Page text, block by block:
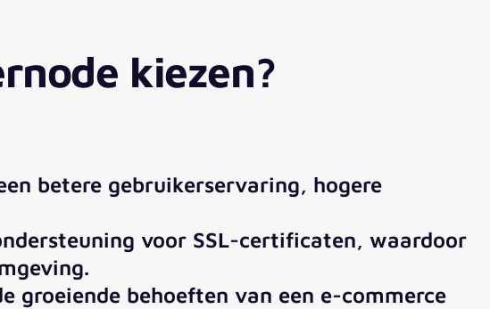
kiezen?
betere gebruikerservaring, hogere
voor SSL-certificaten, waardoor
groeiende behoeften van een e-commerce